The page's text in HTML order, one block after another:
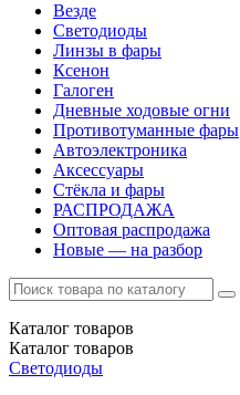
Везде
Светодиоды
Линзы в фары
Ксенон
Галоген
Дневные ходовые огни
Противотуманные фары
Автоэлектроника
Аксессуары
Стёкла и фары
РАСПРОДАЖА
Оптовая распродажа
Новые — на разбор
Каталог товаров
Каталог товаров
Светодиоды